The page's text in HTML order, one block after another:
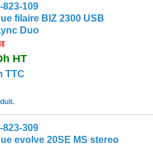
823-109
filaire BIZ 2300 USB
Duo
HT
TTC
823-309
evolve 20SE MS stereo